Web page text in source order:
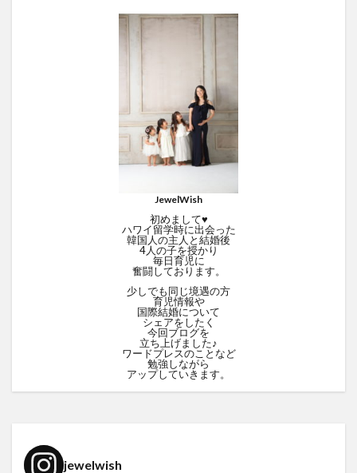
JewelWish
初めまして♥
ハワイ留学時に出会った
韓国人の主人と結婚後
4人の子を授かり
毎日育児に
奮闘しております。
少しでも同じ境遇の方
育児情報や
国際結婚について
シェアをしたく
今回ブログを
立ち上げました♪
ワードプレスのことなど
勉強しながら
アップしていきます。
jewelwish